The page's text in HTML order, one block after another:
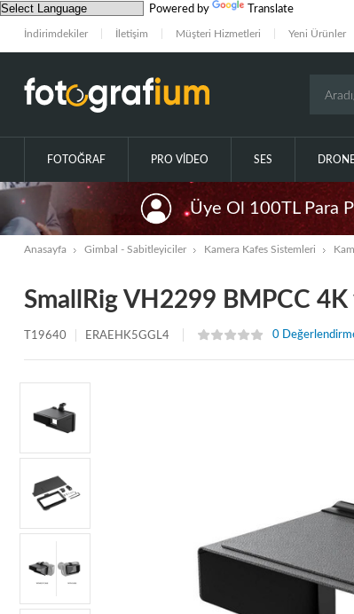
Powered by Translate
İndirimdekiler İletişim Müşteri Hizmetleri Yeni Ürünler
FOTOĞRAF PRO VIDEO SES DRONE
Üye Ol 100TL Para
Anasayfa Gimbal - Sabitleyiciler Kamera Kafes Sistemleri
SmallRig VH2299 BMPCC
T19640 ERAEHK5GGL4 0